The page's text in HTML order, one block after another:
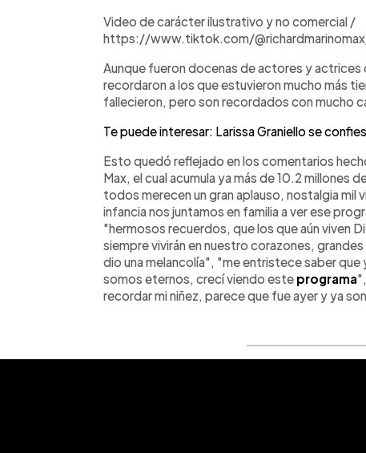
Video de carácter ilustrativo y no comercial /
https://www.tiktok.com/
Aunque fueron docenas de actores y
recordaron a los que estuvieron mucho más
fallecieron, pero son recordados con mucho
Te puede interesar: Larissa Graniello se
Esto quedó reflejado en los comentarios
Max, el cual acumula ya más de 10.2 millones
todos merecen un gran aplauso, nostalgia mil
infancia nos juntamos en familia a ver ese
"hermosos recuerdos, que los que aún viven
siempre vivirán en nuestro corazones,
dio una melancolía", "me entristece saber
somos eternos, crecí viendo este programa
recordar mi niñez, parece que fue ayer y ya